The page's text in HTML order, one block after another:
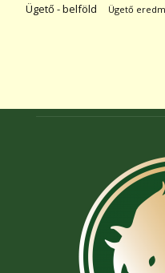
Ügető - belföld Ügető